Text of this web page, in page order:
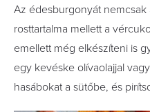
Az édesburgonyát nemcsak
rosttartalma mellett a
emellett még elkészíteni is
egy kevéske olívaolajjal
hasábokat a sütőbe, és